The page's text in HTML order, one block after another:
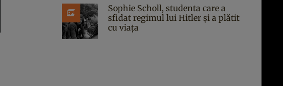
Sophie Scholl, studenta care a
sfidat regimul lui Hitler și a plătit
cu viața